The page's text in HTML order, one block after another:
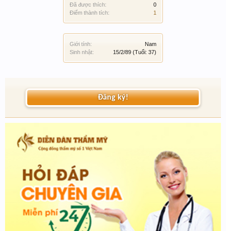
Đã được thích:
0
Điểm thành tích:
1
Giới tính:
Nam
Sinh nhật:
15/2/89 (Tuổi: 37)
Đăng ký!